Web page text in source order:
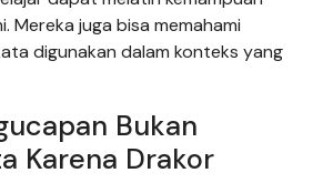
Mereka juga bisa memahami
digunakan dalam konteks yang
Bukan
Karena Drakor